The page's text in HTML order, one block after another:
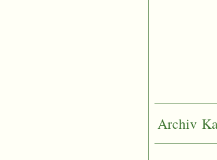
Archiv